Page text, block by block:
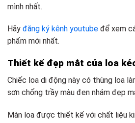
mình nhất.
Hãy đăng ký kênh youtube để xem
phẩm mới nhất.
Thiết kế đẹp mắt của loa
Chiếc loa di động này có thùng loa
sơn chống trầy màu đen nhám đẹp
Màn loa được thiết kế với chất liệu